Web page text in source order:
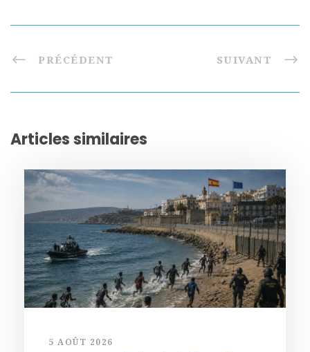
PRÉCÉDENT SUIVANT
Articles similaires
5 AOÛT 2026